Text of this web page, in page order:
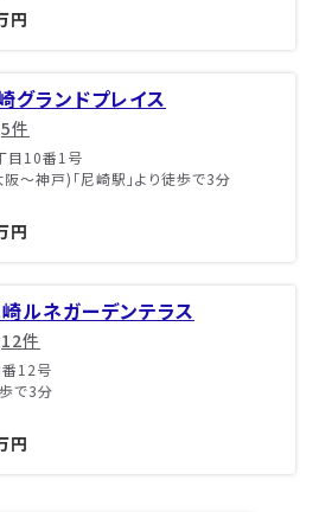
円
グランドプレイス
5件
目10番1号
～神戸)「尼崎駅」より徒歩で3分
円
ルネガーデンテラス
12件
12号
で3分
円